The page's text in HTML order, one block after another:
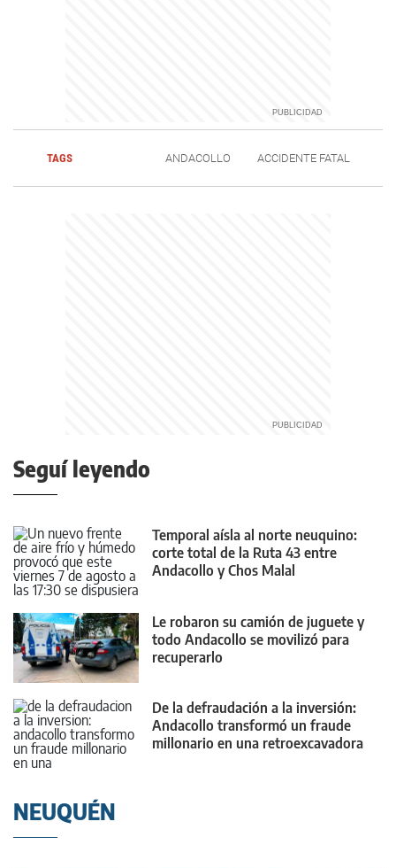
TAGS ANDACOLLO ACCIDENTE FATAL
Seguí leyendo
Temporal aísla al norte neuquino:
corte total de la Ruta 43 entre
Andacollo y Chos Malal
Le robaron su camión de juguete y
todo Andacollo se movilizó para
recuperarlo
De la defraudación a la inversión:
Andacollo transformó un fraude
millonario en una retroexcavadora
NEUQUÉN